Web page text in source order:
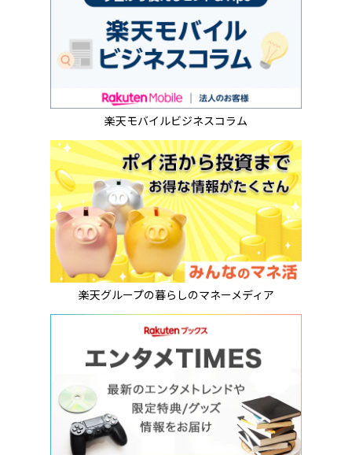
楽天モバイルビジネスコラム
楽天グループの暮らしのマネーメディア